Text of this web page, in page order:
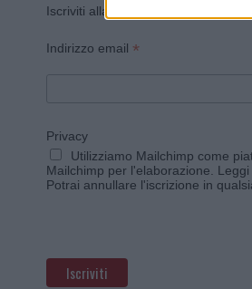
Iscriviti alla newsletter di Gallura
Indirizzo email *
Privacy
Utilizziamo Mailchimp come
Mailchimp per l'elaborazione.
Potrai annullare l'iscrizione in